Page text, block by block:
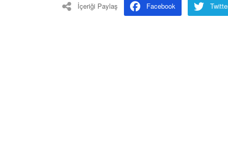
İçeriği Paylaş Facebook